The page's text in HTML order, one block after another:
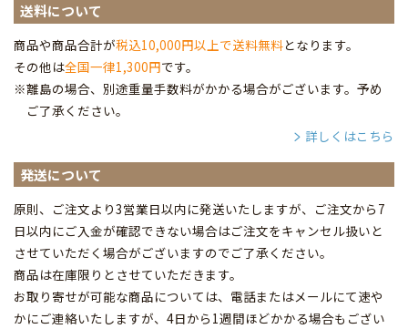
送料について
商品や商品合計が税込10,000円以上で送料無料となります。
その他は全国一律1,300円です。
※離島の場合、別途重量手数料がかかる場合がございます。予め
ご了承ください。
詳しくはこちら
発送について
原則、ご注文より3営業日以内に発送いたしますが、ご注文から7
日以内にご入金が確認できない場合はご注文をキャンセル扱いと
させていただく場合がございますのでご了承ください。
商品は在庫限りとさせていただきます。
お取り寄せが可能な商品については、電話またはメールにて速や
かにご連絡いたしますが、4日から1週間ほどかかる場合もござい